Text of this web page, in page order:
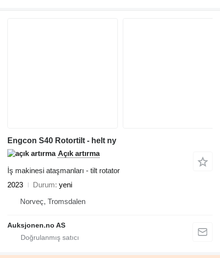
Engcon S40 Rotortilt - helt ny
Açık artırma
İş makinesi ataşmanları - tilt rotator
2023
Durum yeni
Norveç, Tromsdalen
Auksjonen.no AS